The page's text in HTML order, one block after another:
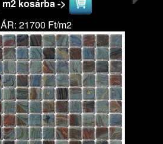
m2 kosárba ->
ÁR: 21700 Ft/m2